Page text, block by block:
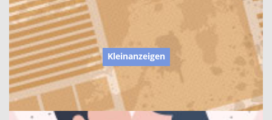
Kleinanzeigen